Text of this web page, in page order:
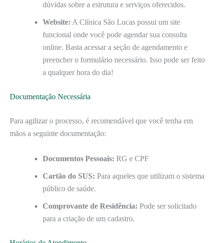
dúvidas sobre a estrutura e serviços oferecidos.
Website: A Clínica São Lucas possui um site
funcional onde você pode agendar sua consulta
online. Basta acessar a seção de agendamento e
preencher o formulário necessário. Isso pode ser feito
a qualquer hora do dia!
Documentação Necessária
Para agilizar o processo, é recomendável que você tenha em
mãos a seguinte documentação:
Documentos Pessoais: RG e CPF
Cartão do SUS: Para aqueles que utilizam o sistema
público de saúde.
Comprovante de Residência: Pode ser solicitado
para a criação de um cadastro.